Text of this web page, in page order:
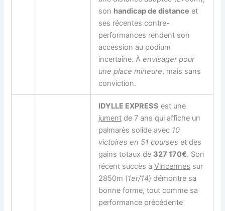
son handicap de distance et
ses récentes contre-
performances rendent son
accession au podium
incertaine. Àenvisager pour
une place mineure, mais sans
conviction.
IDYLLE EXPRESS est une
jument de 7 ans qui affiche un
palmarès solide avec 10
victoires en 51 courses et des
gains totaux de 327 170€. Son
récent succès àVincennes sur
2850m (1er/14) démontre sa
bonne forme, tout comme sa
performance précédente